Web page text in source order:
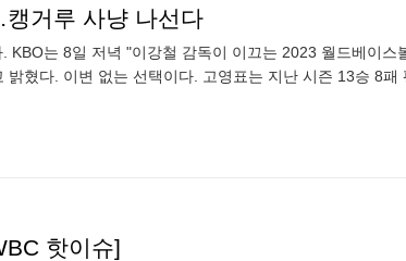
거루 사냥 나선다
는 8일 저녁 "이강철 감독이 이끄는 2023 월드베이스
혔다. 이변 없는 선택이다. 고영표는 지난 시즌 13승 8패
핫이슈]